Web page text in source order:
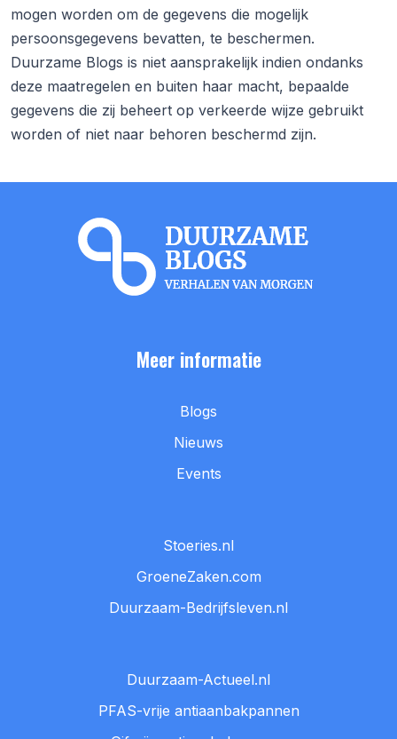
mogen worden om de gegevens die mogelijk
persoonsgegevens bevatten, te beschermen.
Duurzame Blogs is niet aansprakelijk indien ondanks
deze maatregelen en buiten haar macht, bepaalde
gegevens die zij beheert op verkeerde wijze gebruikt
worden of niet naar behoren beschermd zijn.
Meer informatie
Blogs
Nieuws
Events
Stoeries.nl
GroeneZaken.com
Duurzaam-Bedrijfsleven.nl
Duurzaam-Actueel.nl
PFAS-vrije antiaanbakpannen